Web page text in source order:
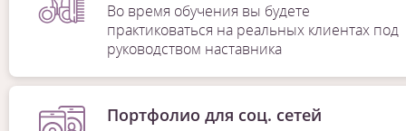
Во время обучения вы будете
практиковаться на реальных клиентах под
руководством наставника
Портфолио для соц. сетей